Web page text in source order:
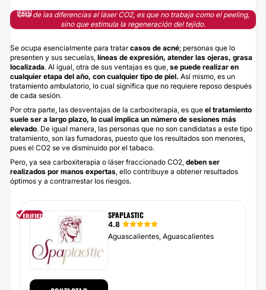
Una de las diferencias al láser CO2, es que no trabaja como el peeling,
sino que estimula la regeneración del tejido.
Se ocupa esencialmente para tratar casos de acné; personas que lo
presenten y sus secuelas, líneas de expresión, atender las ojeras, grasa
localizada. Al igual, otra de sus ventajas es que, se puede realizar en
cualquier etapa del año, con cualquier tipo de piel. Así mismo, es un
tratamiento ambulatorio, lo cual significa que no requiere reposo después
de cada sesión.
Por otra parte, las desventajas de la carboxiterapia, es que el tratamiento
suele ser a largo plazo, lo cual implica un número de sesiones más
elevado. De igual manera, las personas que no son candidatas a este tipo
tratamiento, son las fumadoras, puesto que los resultados son menores,
pues el CO2 se ve disminuido por el tabaco.
Pero, ya sea carboxiterapia o láser fraccionado CO2, deben ser
realizados por manos expertas , ello contribuye a obtener resultados
óptimos y a contrarrestar los riesgos.
SPAPLASTIC
4.8
Aguascalientes, Aguascalientes